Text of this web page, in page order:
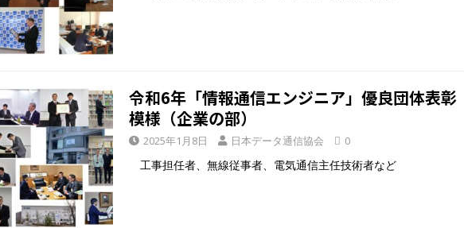
令和6年「情報通信エンジニア」優良団体表彰
模様（企業の部）
2025年1月8日 日本データ通信協会 0
工事担任者、無線従事者、電気通信主任技術者など